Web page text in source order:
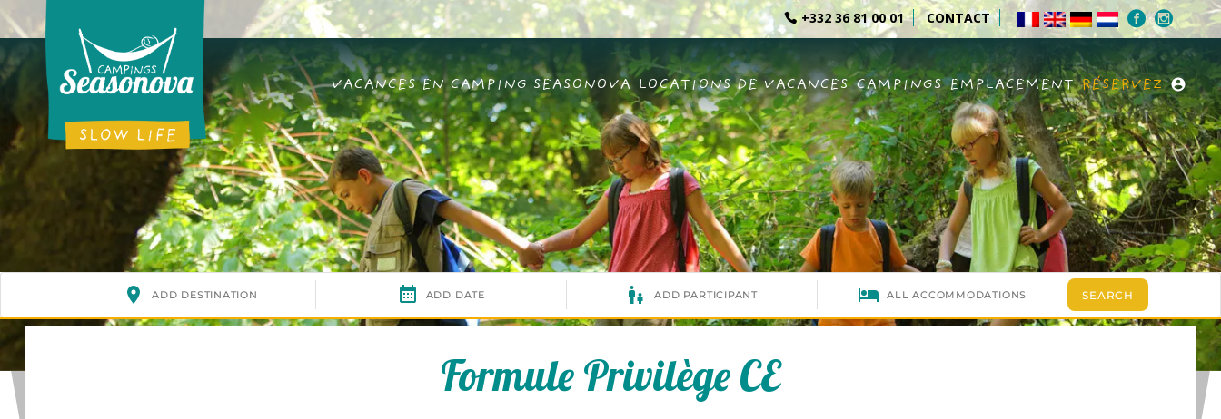
+332 36 81 00 01 CONTACT
VACANCES EN CAMPING SEASONOVA LOCATIONS DE VACANCES CAMPINGS EMPLACEMENT RÉSERVEZ
Formule Privilège CE